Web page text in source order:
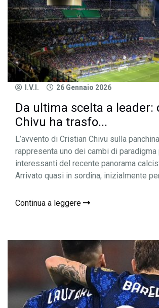
I.V.I. 26 Gennaio 2026
Da ultima scelta a leader:
Chivu ha trasfo...
L’avvento di Cristian Chivu sulla
rappresenta uno dei cambi di paradigma
interessanti del recente panorama
Arrivato quasi in sordina, inizialmente
Continua a leggere